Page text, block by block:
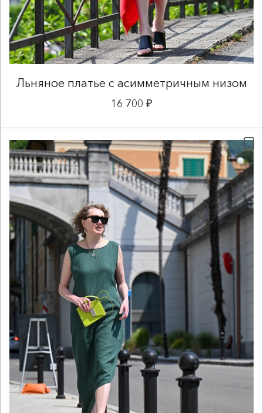
Льняное платье с асимметричным низом
16 700 ₽